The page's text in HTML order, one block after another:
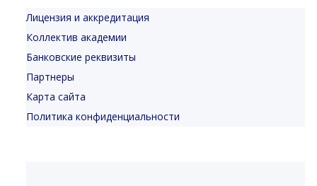
Лицензия и аккредитация
Коллектив академии
Банковские реквизиты
Партнеры
Карта сайта
Политика конфиденциальности